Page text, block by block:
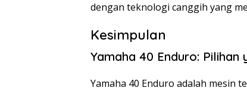
dengan teknologi canggih yang
Kesimpulan
Yamaha 40 Enduro:
Yamaha 40 Enduro adalah mesin